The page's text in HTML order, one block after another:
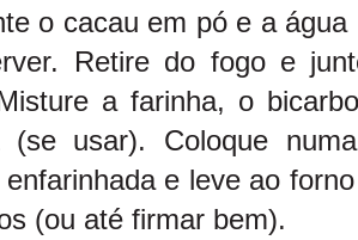
o cacau em pó e a
Retire do fogo e
a farinha, o
(se usar). Coloque
e leve ao
(ou até firmar bem).